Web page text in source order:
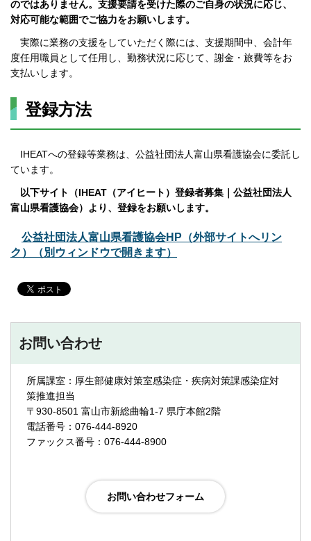
のではありません。支援要請を受けた際のご自身の状況に応じ、
対応可能な範囲でご協力をお願いします。
実際に業務の支援をしていただく際には、支援期間中、会計年
度任用職員として任用し、勤務状況に応じて、謝金・旅費等をお
支払いします。
登録方法
IHEATへの登録等業務は、公益社団法人富山県看護協会に委託し
ています。
以下サイト（IHEAT（アイヒート）登録者募集｜公益社団法人
富山県看護協会）より、登録をお願いします。
公益社団法人富山県看護協会HP（外部サイトへリン
ク）（別ウィンドウで開きます）
お問い合わせ
所属課室：厚生部健康対策室感染症・疾病対策課感染症対
策推進担当
〒930-8501 富山市新総曲輪1-7 県庁本館2階
電話番号：076-444-8920
ファックス番号：076-444-8900